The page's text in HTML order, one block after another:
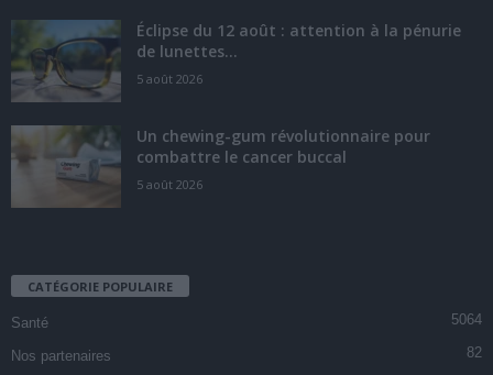
Éclipse du 12 août : attention à la pénurie
de lunettes...
5 août 2026
Un chewing-gum révolutionnaire pour
combattre le cancer buccal
5 août 2026
CATÉGORIE POPULAIRE
Santé 5064
Nos partenaires 82